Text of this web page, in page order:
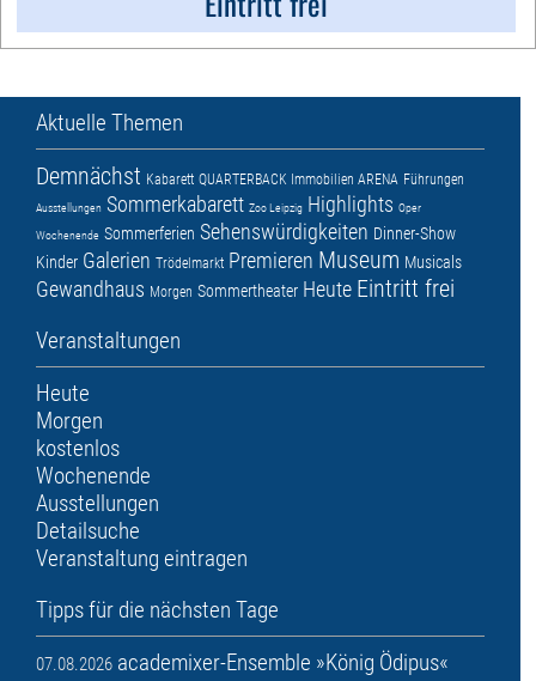
Aktuelle Themen
Demnächst Kabarett QUARTERBACK Immobilien ARENA Führungen
Ausstellungen Sommerkabarett Zoo Leipzig Highlights Oper
Wochenende Sommerferien Sehenswürdigkeiten Dinner-Show
Kinder Galerien Trödelmarkt Premieren Museum Musicals
Gewandhaus Morgen Sommertheater Heute Eintritt frei
Veranstaltungen
Heute
Morgen
kostenlos
Wochenende
Ausstellungen
Detailsuche
Veranstaltung eintragen
Tipps für die nächsten Tage
07.08.2026 academixer-Ensemble »König Ödipus«